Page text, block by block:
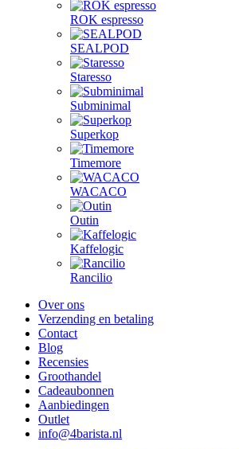
ROK espresso
SEALPOD
Staresso
Subminimal
Superkop
Timemore
WACACO
Outin
Kaffelogic
Rancilio
Over ons
Verzending en betaling
Contact
Blog
Recensies
Groothandel
Cadeaubonnen
Aanbiedingen
Outlet
info@4barista.nl